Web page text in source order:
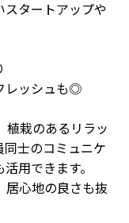
スタートアップや
レッシュも◎
植栽のあるリラッ
士のコミュニケ
用できます。
居心地の良さも抜